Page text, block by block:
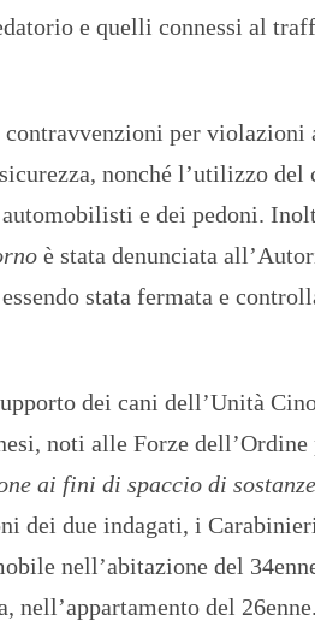
e quelli connessi al
per violazioni
nonché l’utilizzo del
e dei pedoni.
è stata denunciata
stata fermata e
dei cani dell’Unità
noti alle Forze
ai fini di spaccio di
dei due indagati, i
nell’abitazione del
nell’appartamento del